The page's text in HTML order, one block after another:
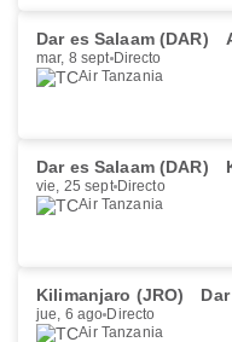
Dar es Salaam (DAR)
mar, 8 sept Directo
Air Tanzania
Dar es Salaam (DAR)
vie, 25 sept Directo
Air Tanzania
Kilimanjaro (JRO)
jue, 6 ago Directo
Air Tanzania